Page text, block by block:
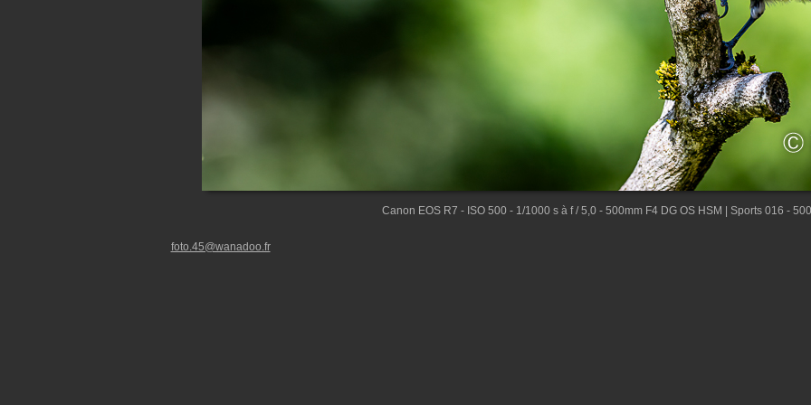
Canon EOS R7 - ISO 500 - 1/1000 s à f / 5,0 - 500mm F4 DG OS HSM | Sports 016 -
foto.45@wanadoo.fr